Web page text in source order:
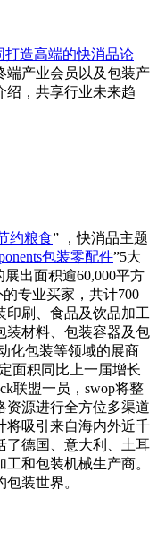
造高端的快消品论
端产业会员以及包装产
绍，共享行业未来趋
约粮食” ，快消品主题
包装零配件”5大
出面积逾60,000平方
专业买家，共计700
印刷、食品及饮品加工
装材料、包装容器及包
化包装等领域的展商
面积同比上一届增长
联盟一员，swop将整
资源进行全方位多渠道
将吸引来自海内外近千
了德国、意大利、土耳
和包装机械生产商。
装世界。